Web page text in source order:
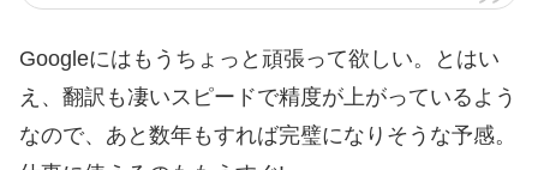
Googleにはもうちょっと頑張って欲しい。とはい
え、翻訳も凄いスピードで精度が上がっているよう
なので、あと数年もすれば完璧になりそうな予感。